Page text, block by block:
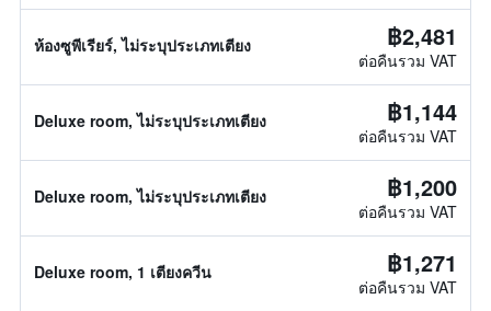
ห้องซูพีเรียร์, ไม่ระบุประเภทเตียง ฿2,481
ต่อคืนรวม VAT
Deluxe room, ไม่ระบุประเภทเตียง ฿1,144
ต่อคืนรวม VAT
Deluxe room, ไม่ระบุประเภทเตียง ฿1,200
ต่อคืนรวม VAT
Deluxe room, 1 เตียงควีน ฿1,271
ต่อคืนรวม VAT